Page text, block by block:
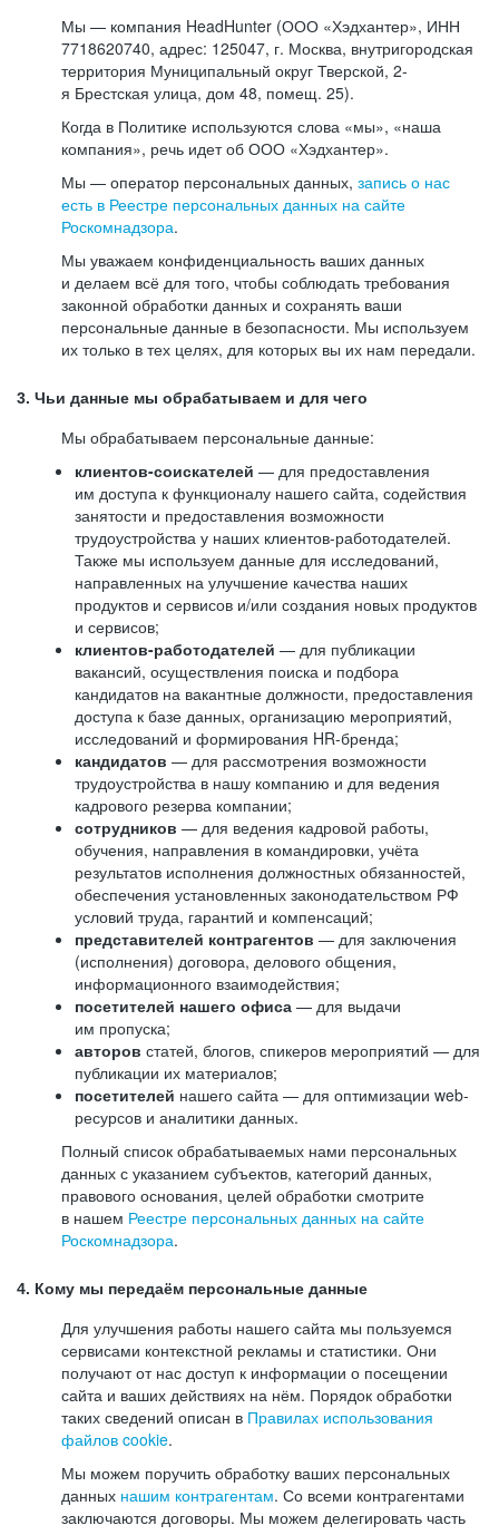
Мы — компания HeadHunter (ООО «Хэдхантер», ИНН
7718620740, адрес: 125047, г. Москва, внутригородская
территория Муниципальный округ Тверской, 2-
я Брестская улица, дом 48, помещ. 25).
Когда в Политике используются слова «мы», «наша
компания», речь идет об ООО «Хэдхантер».
Мы — оператор персональных данных, запись о нас
есть в Реестре персональных данных на сайте
Роскомнадзора.
Мы уважаем конфиденциальность ваших данных
и делаем всё для того, чтобы соблюдать требования
законной обработки данных и сохранять ваши
персональные данные в безопасности. Мы используем
их только в тех целях, для которых вы их нам передали.
3. Чьи данные мы обрабатываем и для чего
Мы обрабатываем персональные данные:
клиентов-соискателей — для предоставления
им доступа к функционалу нашего сайта, содействия
занятости и предоставления возможности
трудоустройства у наших клиентов-работодателей.
Также мы используем данные для исследований,
направленных на улучшение качества наших
продуктов и сервисов и/или создания новых продуктов
и сервисов;
клиентов-работодателей — для публикации
вакансий, осуществления поиска и подбора
кандидатов на вакантные должности, предоставления
доступа к базе данных, организацию мероприятий,
исследований и формирования HR-бренда;
кандидатов — для рассмотрения возможности
трудоустройства в нашу компанию и для ведения
кадрового резерва компании;
сотрудников — для ведения кадровой работы,
обучения, направления в командировки, учёта
результатов исполнения должностных обязанностей,
обеспечения установленных законодательством РФ
условий труда, гарантий и компенсаций;
представителей контрагентов — для заключения
(исполнения) договора, делового общения,
информационного взаимодействия;
посетителей нашего офиса — для выдачи
им пропуска;
авторов статей, блогов, спикеров мероприятий — для
публикации их материалов;
посетителей нашего сайта — для оптимизации web-
ресурсов и аналитики данных.
Полный список обрабатываемых нами персональных
данных с указанием субъектов, категорий данных,
правового основания, целей обработки смотрите
в нашем Реестре персональных данных на сайте
Роскомнадзора.
4. Кому мы передаём персональные данные
Для улучшения работы нашего сайта мы пользуемся
сервисами контекстной рекламы и статистики. Они
получают от нас доступ к информации о посещении
сайта и ваших действиях на нём. Порядок обработки
таких сведений описан в Правилах использования
файлов cookie.
Мы можем поручить обработку ваших персональных
данных нашим контрагентам. Со всеми контрагентами
заключаются договоры. Мы можем делегировать часть